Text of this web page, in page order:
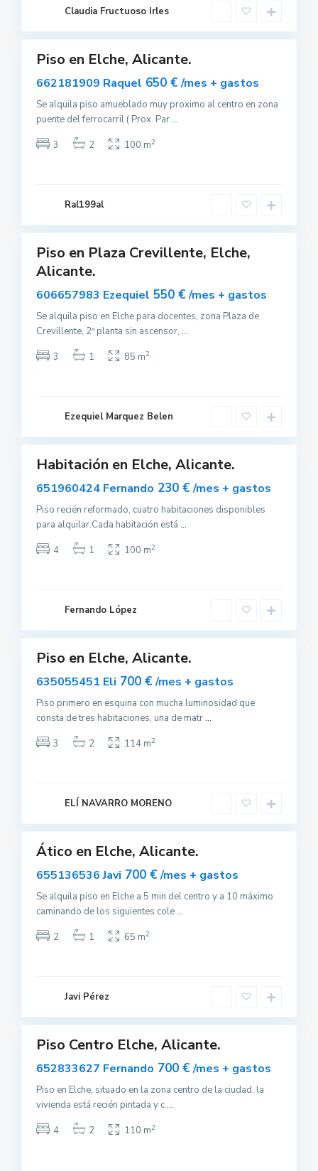
Claudia Fructuoso Irles
e
Piso en Elche, Alicante.
662181909 Raquel 650 €/mes + gastos
Se alquila piso amueblado muy proximo al centro en zona
puente del ferrocarril ( Prox. Par...
3
2 100 m2
Ral199al
e
Piso en Plaza Crevillente, Elche,
Alicante.
606657983 Ezequiel 550 €/mes + gastos
Se alquila piso en Elche para docentes, zona Plaza de
Crevillente, 2ª planta sin ascensor, ...
3
1 85 m2
Ezequiel Marquez Belen
e
Habitación en Elche, Alicante.
651960424 Fernando 230 €/mes + gastos
Piso recién reformado, cuatro habitaciones disponibles
para alquilar.Cada habitación está ...
4
1 100 m2
Fernando López
e
Piso en Elche, Alicante.
635055451 Eli 700 €/mes + gastos
Piso primero en esquina con mucha luminosidad que
consta de tres habitaciones, una de matr...
3
2 114 m2
ELÍ NAVARRO MORENO
e
Destacado
Ático en Elche, Alicante.
655136536 Javi 700 €/mes + gastos
Se alquila piso en Elche a 5 min del centro y a 10 máximo
caminando de los siguientes cole...
2
1 65 m2
Javi Pérez
e
Piso Centro Elche, Alicante.
652833627 Fernando 700 €/mes + gastos
Piso en Elche, situado en la zona centro de la ciudad, la
vivienda está recién pintada y c...
4
2 110 m2